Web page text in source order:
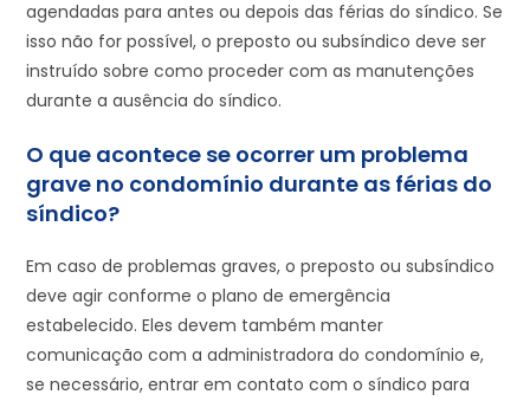
agendadas para antes ou depois das férias do síndico. Se
isso não for possível, o preposto ou subsíndico deve ser
instruído sobre como proceder com as manutenções
durante a ausência do síndico.
O que acontece se ocorrer um problema
grave no condomínio durante as férias do
síndico?
Em caso de problemas graves, o preposto ou subsíndico
deve agir conforme o plano de emergência
estabelecido. Eles devem também manter
comunicação com a administradora do condomínio e,
se necessário, entrar em contato com o síndico para